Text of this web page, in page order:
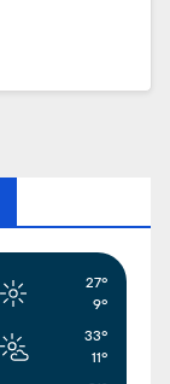
27°
9°
33°
11°